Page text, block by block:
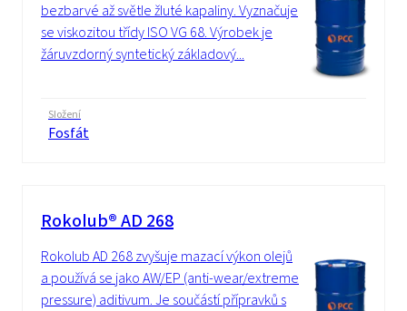
bezbarvé až světle žluté kapaliny. Vyznačuje
se viskozitou třídy ISO VG 68. Výrobek je
žáruvzdorný syntetický základový...
Složení
Fosfát
Rokolub® AD 268
Rokolub AD 268 zvyšuje mazací výkon olejů
a používá se jako AW/EP (anti-wear/extreme
pressure) aditivum. Je součástí přípravků s